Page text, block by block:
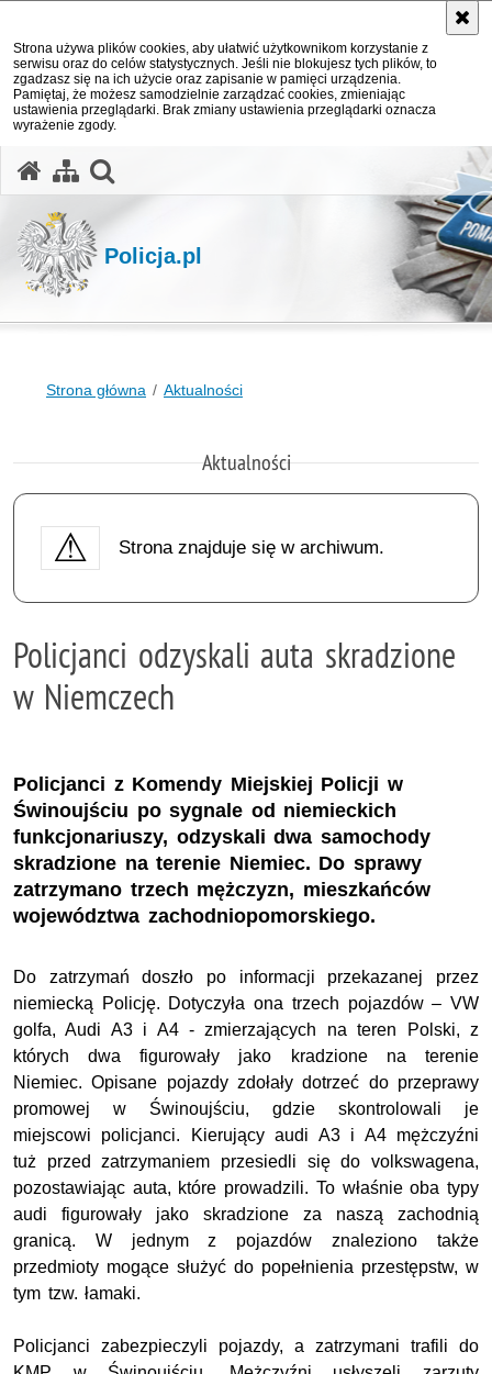
Strona używa plików cookies, aby ułatwić użytkownikom korzystanie z
serwisu oraz do celów statystycznych. Jeśli nie blokujesz tych plików, to
zgadzasz się na ich użycie oraz zapisanie w pamięci urządzenia.
Pamiętaj, że możesz samodzielnie zarządzać cookies, zmieniając
ustawienia przeglądarki. Brak zmiany ustawienia przeglądarki oznacza
wyrażenie zgody.
Policja.pl
Strona główna Aktualności
Aktualności
Strona znajduje się w archiwum.
Policjanci odzyskali auta skradzione
w Niemczech
Policjanci z Komendy Miejskiej Policji w
Świnoujściu po sygnale od niemieckich
funkcjonariuszy, odzyskali dwa samochody
skradzione na terenie Niemiec. Do sprawy
zatrzymano trzech mężczyzn, mieszkańców
województwa zachodniopomorskiego.
Do zatrzymań doszło po informacji przekazanej przez
niemiecką Policję. Dotyczyła ona trzech pojazdów – VW
golfa, Audi A3 i A4 - zmierzających na teren Polski, z
których dwa figurowały jako kradzione na terenie
Niemiec. Opisane pojazdy zdołały dotrzeć do przeprawy
promowej w Świnoujściu, gdzie skontrolowali je
miejscowi policjanci. Kierujący audi A3 i A4 mężczyźni
tuż przed zatrzymaniem przesiedli się do volkswagena,
pozostawiając auta, które prowadzili. To właśnie oba typy
audi figurowały jako skradzione za naszą zachodnią
granicą. W jednym z pojazdów znaleziono także
przedmioty mogące służyć do popełnienia przestępstw, w
tym tzw. łamaki.
Policjanci zabezpieczyli pojazdy, a zatrzymani trafili do